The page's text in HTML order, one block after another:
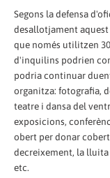
Segons la defensa
desallotjament
que només utilitzen
d'inquilins podrien
podria continuar
organitza: fotografia,
teatre i dansa del
exposicions,
obert per donar
decreixement, la
etc.